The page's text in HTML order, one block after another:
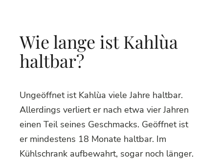
Wie lange ist Kahlùa
haltbar?
Ungeöffnet ist Kahlùa viele Jahre haltbar.
Allerdings verliert er nach etwa vier Jahren
einen Teil seines Geschmacks. Geöffnet ist
er mindestens 18 Monate haltbar. Im
Kühlschrank aufbewahrt, sogar noch länger.